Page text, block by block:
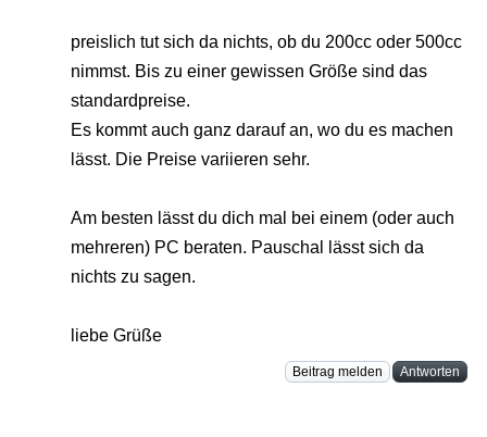
preislich tut sich da nichts, ob du 200cc oder 500cc
nimmst. Bis zu einer gewissen Größe sind das
standardpreise.
Es kommt auch ganz darauf an, wo du es machen
lässt. Die Preise variieren sehr.
Am besten lässt du dich mal bei einem (oder auch
mehreren) PC beraten. Pauschal lässt sich da
nichts zu sagen.
liebe Grüße
Beitrag melden Antworten